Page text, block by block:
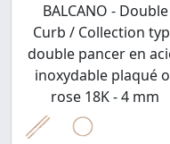
BALCANO - Double
Curb / Collection
double pancer en
inoxydable plaqué
rose 18K - 4 mm